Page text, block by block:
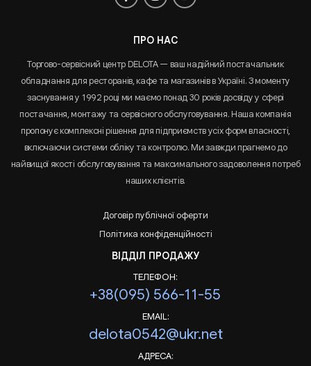
ПРО НАС
Торгово-сервісний центр DELOTA — ваш надійний постачальник
обладнання для ресторанів, кафе та магазинів в Україні. З моменту
заснування у 1992 році ми маємо понад 30 років досвіду у сфері
постачання, монтажу та сервісного обслуговування. Наша компанія
пропонує комплексні рішення для підприємств усіх форм власності,
включаючи системи обліку та контролю. Ми завжди прагнемо до
найвищої якості обслуговування та максимального задоволення потреб
наших клієнтів.
Договір публічної оферти
Політика конфіденційності
ВІДДІЛ ПРОДАЖУ
ТЕЛЕФОН:
+38(095) 566-11-55
EMAIL:
delota0542@ukr.net
АДРЕСА: